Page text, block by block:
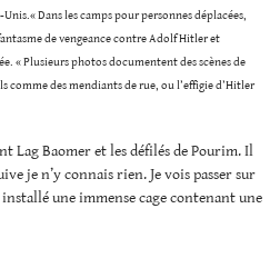
Dans les camps pour personnes déplacées,
de vengeance contre Adolf Hitler et
« Plusieurs photos documentent des scènes de
comme des mendiants de rue, ou l’effigie d’Hitler
Lag Baomer et les défilés de Pourim. Il
je n’y connais rien. Je vois passer sur
une immense cage contenant une